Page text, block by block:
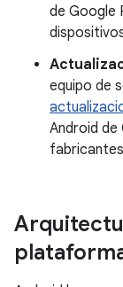
de Google
equipo de
Android